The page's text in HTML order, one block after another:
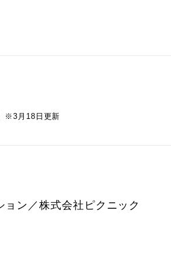
※3月18日更新
ン／株式会社ピクニック